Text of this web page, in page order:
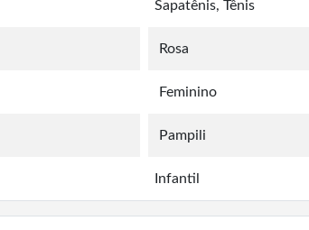
Sapatênis, Tênis
Rosa
Feminino
Pampili
Infantil